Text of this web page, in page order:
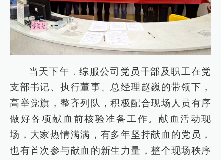
当天下午，综服公司党员干部及职工在党
支部书记、执行董事、总经理赵巍的带领下，
高举党旗，整齐列队，积极配合现场人员有序
做好各项献血前核验准备工作。献血活动现
场，大家热情满满，有多年坚持献血的党员，
也有首次参与献血的新生力量，整个现场秩序